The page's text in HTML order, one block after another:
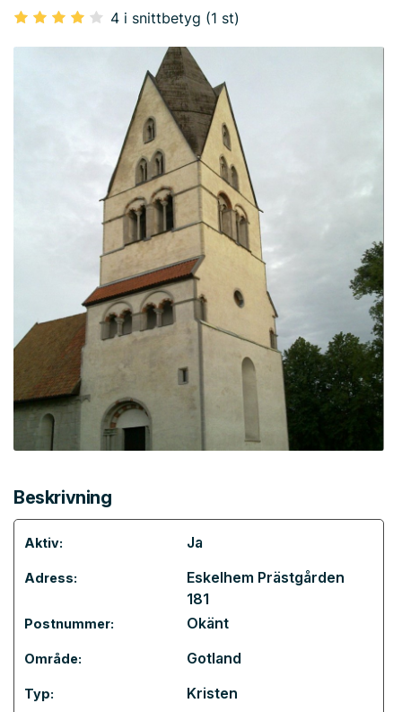
4 i snittbetyg (1 st)
Beskrivning
Aktiv: Ja
Adress:
Eskelhem Prästgården
181
Postnummer: Okänt
Område: Gotland
Typ: Kristen